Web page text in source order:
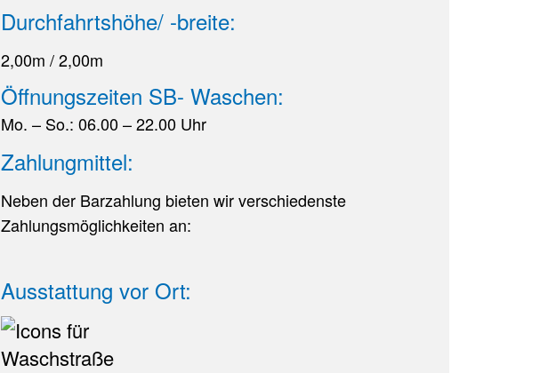
Durchfahrtshöhe/ -breite:
2,00m / 2,00m
Öffnungszeiten SB- Waschen:
Mo. – So.: 06.00 – 22.00 Uhr
Zahlungmittel:
Neben der Barzahlung bieten wir verschiedenste
Zahlungsmöglichkeiten an:
Ausstattung vor Ort: